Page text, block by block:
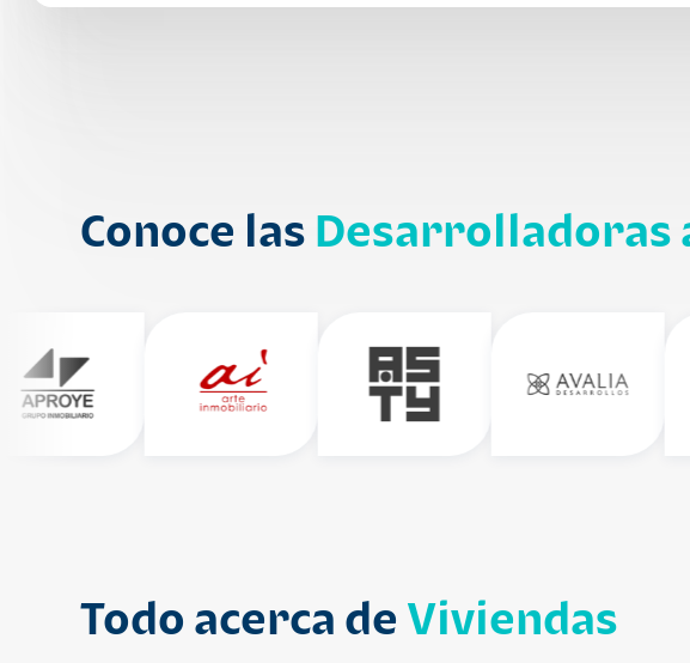
Conoce las Desarrolladoras
Todo acerca de Viviendas